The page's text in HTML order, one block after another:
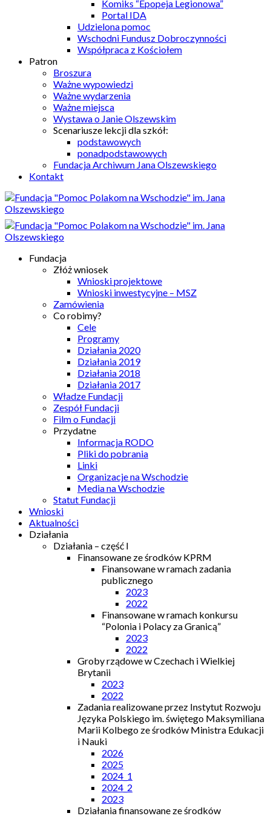
Komiks “Epopeja Legionowa”
Portal IDA
Udzielona pomoc
Wschodni Fundusz Dobroczynności
Współpraca z Kościołem
Patron
Broszura
Ważne wypowiedzi
Ważne wydarzenia
Ważne miejsca
Wystawa o Janie Olszewskim
Scenariusze lekcji dla szkół:
podstawowych
ponadpodstawowych
Fundacja Archiwum Jana Olszewskiego
Kontakt
Fundacja
Złóż wniosek
Wnioski projektowe
Wnioski inwestycyjne – MSZ
Zamówienia
Co robimy?
Cele
Programy
Działania 2020
Działania 2019
Działania 2018
Działania 2017
Władze Fundacji
Zespół Fundacji
Film o Fundacji
Przydatne
Informacja RODO
Pliki do pobrania
Linki
Organizacje na Wschodzie
Media na Wschodzie
Statut Fundacji
Wnioski
Aktualności
Działania
Działania – część I
Finansowane ze środków KPRM
Finansowane w ramach zadania
publicznego
2023
2022
Finansowane w ramach konkursu
“Polonia i Polacy za Granicą”
2023
2022
Groby rządowe w Czechach i Wielkiej
Brytanii
2023
2022
Zadania realizowane przez Instytut Rozwoju
Języka Polskiego im. świętego Maksymiliana
Marii Kolbego ze środków Ministra Edukacji
i Nauki
2026
2025
2024_1
2024_2
2023
Działania finansowane ze środków